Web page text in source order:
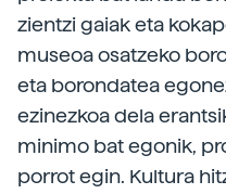
zientzi gaiak eta
museoa osatzeko
eta borondatea
ezinezkoa dela
minimo bat egonik,
porrot egin. Kultura